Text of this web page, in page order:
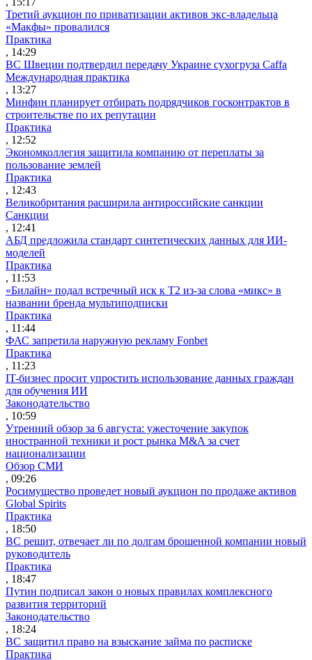
Третий аукцион по приватизации активов экс-владельца
«Макфы» провалился
Практика
, 14:29
ВС Швеции подтвердил передачу Украине сухогруза Caffa
Международная практика
, 13:27
Минфин планирует отбирать подрядчиков госконтрактов в
строительстве по их репутации
Практика
, 12:52
Экономколлегия защитила компанию от переплаты за
пользование землей
Практика
, 12:43
Великобритания расширила антироссийские санкции
Санкции
, 12:41
АБД предложила стандарт синтетических данных для ИИ-
моделей
Практика
, 11:53
«Билайн» подал встречный иск к Т2 из-за слова «микс» в
названии бренда мультиподписки
Практика
, 11:44
ФАС запретила наружную рекламу Fonbet
Практика
, 11:23
IT-бизнес просит упростить использование данных граждан
для обучения ИИ
Законодательство
, 10:59
Утренний обзор за 6 августа: ужесточение закупок
иностранной техники и рост рынка M&A за счет
национализации
Обзор СМИ
, 09:26
Росимущество проведет новый аукцион по продаже активов
Global Spirits
Практика
, 18:50
ВС решит, отвечает ли по долгам брошенной компании новый
руководитель
Практика
, 18:47
Путин подписал закон о новых правилах комплексного
развития территорий
Законодательство
, 18:24
ВС защитил право на взыскание займа по расписке
Практика